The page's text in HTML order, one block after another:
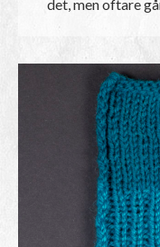
det, men oftare